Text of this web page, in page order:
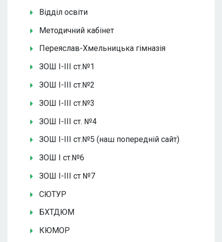
Відділ освіти
Методичний кабінет
Переяслав-Хмельницька гімназія
ЗОШ І-ІІІ ст.№1
ЗОШ І-ІІІ ст.№2
ЗОШ І-ІІІ ст.№3
ЗОШ І-ІІІ ст. №4
ЗОШ І-ІІІ ст.№5 (наш попередній сайт)
ЗОШ І ст.№6
ЗОШ І-ІІІ ст №7
СЮТУР
БХТДЮМ
КЮМОР